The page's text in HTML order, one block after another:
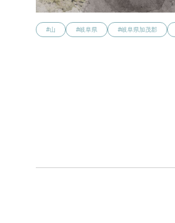
#山 #岐阜県 #岐阜県加茂郡